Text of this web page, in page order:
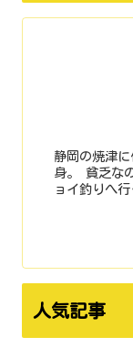
静岡の焼津
身。 貧乏な
ョイ釣りへ行
人気記事